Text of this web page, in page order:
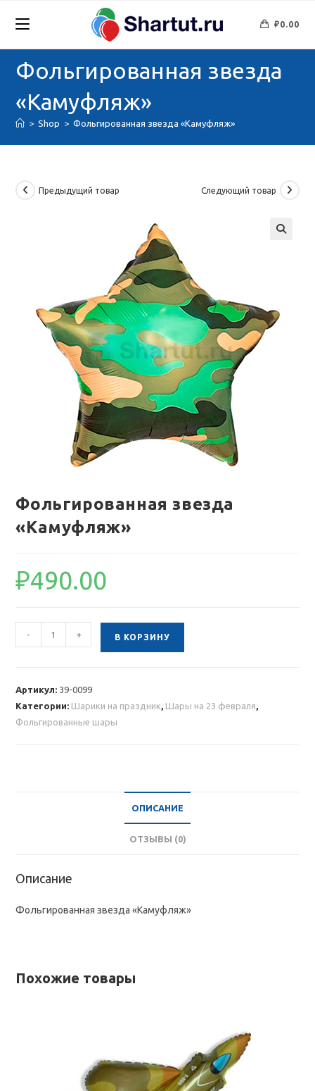
₽0.00
Фольгированная звезда
«Камуфляж»
> Shop > Фольгированная звезда «Камуфляж»
Предыдущий товар Следующий товар
Фольгированная звезда
«Камуфляж»
₽490.00
Количество
товара
- + В КОРЗИНУ
Артикул: 39-0099
Категории: Шарики на праздник, Шары на 23 февраля,
Фольгированные шары
ОПИСАНИЕ
ОТЗЫВЫ (0)
Описание
Фольгированная звезда «Камуфляж»
Похожие товары